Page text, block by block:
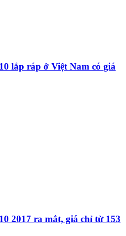
lắp ráp ở Việt Nam có giá
2017 ra mắt, giá chỉ từ 153